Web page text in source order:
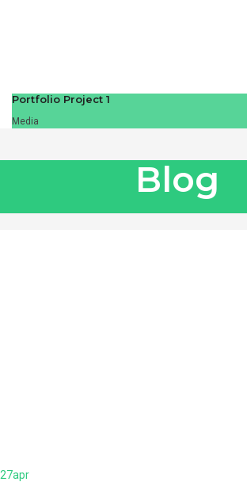
Portfolio Project 1
Media
Blog
27apr